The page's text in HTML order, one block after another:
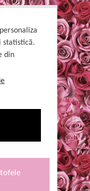
statistică.
din
parola
cumparaturi